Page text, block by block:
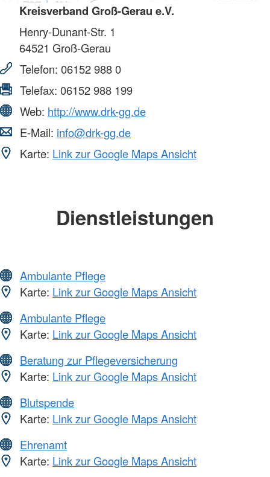
Kreisverband Groß-Gerau e.V.
Henry-Dunant-Str. 1
64521 Groß-Gerau
Telefon: 06152 988 0
Telefax: 06152 988 199
Web: http://www.drk-gg.de
E-Mail: info@drk-gg.de
Karte: Link zur Google Maps Ansicht
Dienstleistungen
Ambulante Pflege
Karte: Link zur Google Maps Ansicht
Ambulante Pflege
Karte: Link zur Google Maps Ansicht
Beratung zur Pflegeversicherung
Karte: Link zur Google Maps Ansicht
Blutspende
Karte: Link zur Google Maps Ansicht
Ehrenamt
Karte: Link zur Google Maps Ansicht